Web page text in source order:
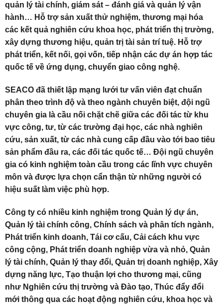
quản lý tài chính, giám sát – đánh giá và quản lý vận
hành… Hỗ trợ sản xuất thử nghiệm, thương mại hóa
các kết quả nghiên cứu khoa học, phát triển thị trường,
xây dựng thương hiệu, quản trị tài sản trí tuệ. Hỗ trợ
phát triển, kết nối, gọi vốn, tiếp nhận các dự án hợp tác
quốc tế về ứng dụng, chuyển giao công nghệ.
SEACO đã thiết lập mạng lưới tư vấn viên đạt chuẩn
phân theo trình độ và theo ngành chuyên biệt, đội ngũ
chuyên gia là cầu nối chặt chẽ giữa các đối tác từ khu
vực công, tư, từ các trường đại học, các nhà nghiên
cứu, sản xuất, từ các nhà cung cấp đầu vào tới bao tiêu
sản phẩm đầu ra, các đối tác quốc tế… Đội ngũ chuyên
gia có kinh nghiệm toàn cầu trong các lĩnh vực chuyên
môn và được lựa chọn cẩn thận từ những người có
hiệu suất làm việc phù hợp.
Công ty có nhiều kinh nghiệm trong Quản lý dự án,
Quản lý tài chính công, Chính sách và phân tích ngành,
Phát triển kinh doanh, Tái cơ cấu, Cải cách khu vực
công cộng, Phát triển doanh nghiệp vừa và nhỏ, Quản
lý tài chính, Quản lý thay đổi, Quản trị doanh nghiệp, Xây
dựng năng lực, Tạo thuận lợi cho thương mại, cũng
như Nghiên cứu thị trường và Đào tạo, Thúc đẩy đổi
mới thông qua các hoạt động nghiên cứu, khoa học và